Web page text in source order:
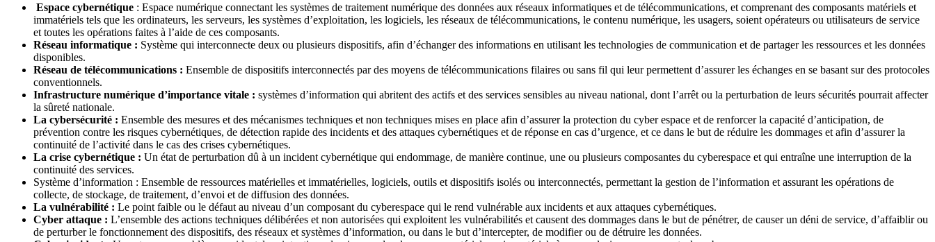
Espace cybernétique : Espace numérique connectant les systèmes de traitement numérique des données aux réseaux informatiques et de télécommunications, et comprenant des composants matériels et
immatériels tels que les ordinateurs, les serveurs, les systèmes d’exploitation, les logiciels, les réseaux de télécommunications, le contenu numérique, les usagers, soient opérateurs ou utilisateurs de service
et toutes les opérations faites à l’aide de ces composants.
Réseau informatique : Système qui interconnecte deux ou plusieurs dispositifs, afin d’échanger des informations en utilisant les technologies de communication et de partager les ressources et les données
disponibles.
Réseau de télécommunications : Ensemble de dispositifs interconnectés par des moyens de télécommunications filaires ou sans fil qui leur permettent d’assurer les échanges en se basant sur des protocoles
conventionnels.
Infrastructure numérique d’importance vitale : systèmes d’information qui abritent des actifs et des services sensibles au niveau national, dont l’arrêt ou la perturbation de leurs sécurités pourrait affecter
la sûreté nationale.
La cybersécurité : Ensemble des mesures et des mécanismes techniques et non techniques mises en place afin d’assurer la protection du cyber espace et de renforcer la capacité d’anticipation, de
prévention contre les risques cybernétiques, de détection rapide des incidents et des attaques cybernétiques et de réponse en cas d’urgence, et ce dans le but de réduire les dommages et afin d’assurer la
continuité de l’activité dans le cas des crises cybernétiques.
La crise cybernétique : Un état de perturbation dû à un incident cybernétique qui endommage, de manière continue, une ou plusieurs composantes du cyberespace et qui entraîne une interruption de la
continuité des services.
Système d’information : Ensemble de ressources matérielles et immatérielles, logiciels, outils et dispositifs isolés ou interconnectés, permettant la gestion de l’information et assurant les opérations de
collecte, de stockage, de traitement, d’envoi et de diffusion des données.
La vulnérabilité : Le point faible ou le défaut au niveau d’un composant du cyberespace qui le rend vulnérable aux incidents et aux attaques cybernétiques.
Cyber attaque : L’ensemble des actions techniques délibérées et non autorisées qui exploitent les vulnérabilités et causent des dommages dans le but de pénétrer, de causer un déni de service, d’affaiblir ou
de perturber le fonctionnement des dispositifs, des réseaux et systèmes d’information, ou dans le but d’intercepter, de modifier ou de détruire les données.